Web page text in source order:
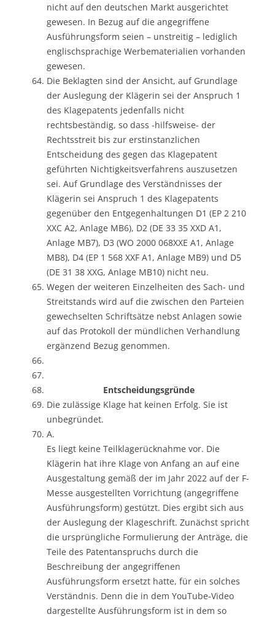
nicht auf den deutschen Markt ausgerichtet
gewesen. In Bezug auf die angegriffene
Ausführungsform seien – unstreitig – lediglich
englischsprachige Werbematerialien vorhanden
gewesen.
Die Beklagten sind der Ansicht, auf Grundlage
der Auslegung der Klägerin sei der Anspruch 1
des Klagepatents jedenfalls nicht
rechtsbeständig, so dass -hilfsweise- der
Rechtsstreit bis zur erstinstanzlichen
Entscheidung des gegen das Klagepatent
geführten Nichtigkeitsverfahrens auszusetzen
sei. Auf Grundlage des Verständnisses der
Klägerin sei Anspruch 1 des Klagepatents
gegenüber den Entgegenhaltungen D1 (EP 2 210
XXC A2, Anlage MB6), D2 (DE 33 35 XXD A1,
Anlage MB7), D3 (WO 2000 068XXE A1, Anlage
MB8), D4 (EP 1 568 XXF A1, Anlage MB9) und D5
(DE 31 38 XXG, Anlage MB10) nicht neu.
Wegen der weiteren Einzelheiten des Sach- und
Streitstands wird auf die zwischen den Parteien
gewechselten Schriftsätze nebst Anlagen sowie
auf das Protokoll der mündlichen Verhandlung
ergänzend Bezug genommen.
Entscheidungsgründe
Die zulässige Klage hat keinen Erfolg. Sie ist
unbegründet.
A.
Es liegt keine Teilklagerücknahme vor. Die
Klägerin hat ihre Klage von Anfang an auf eine
Ausgestaltung gemäß der im Jahr 2022 auf der F-
Messe ausgestellten Vorrichtung (angegriffene
Ausführungsform) gestützt. Dies ergibt sich aus
der Auslegung der Klageschrift. Zunächst spricht
die ursprüngliche Formulierung der Anträge, die
Teile des Patentanspruchs durch die
Beschreibung der angegriffenen
Ausführungsform ersetzt hatte, für ein solches
Verständnis. Denn die in dem YouTube-Video
dargestellte Ausführungsform ist in dem so